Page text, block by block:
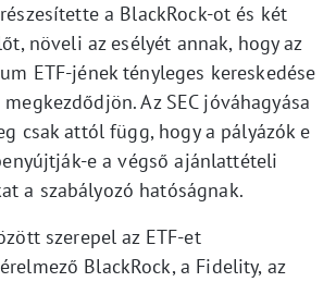
a BlackRock-ot és két
növeli az esélyét annak, hogy az
ETF-jének tényleges kereskedése
megkezdődjön. Az SEC jóváhagyása
csak attól függ, hogy a pályázók e
e a végső ajánlattételi
a szabályozó hatóságnak.
szerepel az ETF-et
BlackRock, a Fidelity, az